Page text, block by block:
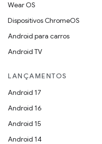
Wear OS
Dispositivos ChromeOS
Android para carros
Android TV
LANÇAMENTOS
Android 17
Android 16
Android 15
Android 14